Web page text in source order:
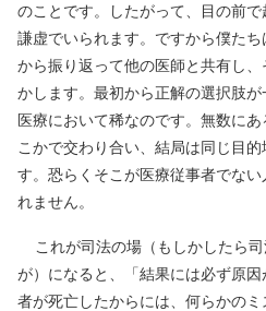
のことです。したがって、目の前
謙虚でいられます。ですから僕た
から振り返って他の医師と共有し
かします。最初から正解の選択肢
医療において稀なのです。無数に
こかで交わり合い、結局は同じ目
す。恐らくそこが医療従事者でな
れません。
これが司法の場（もしかしたら
が）になると、「結果には必ず原
者が死亡したからには、何らかの